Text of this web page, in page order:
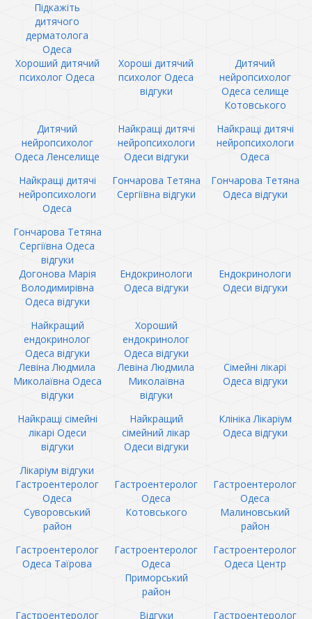
Підкажіть
дитячого
дерматолога
Одеса
Хороший дитячий
психолог Одеса
Хороші дитячий
психолог Одеса
відгуки
Дитячий
нейропсихолог
Одеса селище
Котовського
Дитячий
нейропсихолог
Одеса Ленселище
Найкращі дитячі
нейропсихологи
Одеси відгуки
Найкращі дитячі
нейропсихологи
Одеса
Найкращі дитячі
нейропсихологи
Одеса
Гончарова Тетяна
Сергіївна відгуки
Гончарова Тетяна
Одеса відгуки
Гончарова Тетяна
Сергіївна Одеса
відгуки
Догонова Марія
Володимирівна
Одеса відгуки
Ендокринологи
Одеса відгуки
Ендокринологи
Одеси відгуки
Найкращий
ендокринолог
Одеса відгуки
Хороший
ендокринолог
Одеса відгуки
Левіна Людмила
Миколаївна Одеса
відгуки
Левіна Людмила
Миколаївна
відгуки
Сімейні лікарі
Одеса відгуки
Найкращі сімейні
лікарі Одеси
відгуки
Найкращий
сімейний лікар
Одеси відгуки
Клініка Лікаріум
Одеса відгуки
Лікаріум відгуки
Гастроентеролог
Одеса
Суворовський
район
Гастроентеролог
Одеса
Котовського
Гастроентеролог
Одеса
Малиновський
район
Гастроентеролог
Одеса Таїрова
Гастроентеролог
Одеса
Приморський
район
Гастроентеролог
Одеса Центр
Гастроентеролог Відгуки Гастроентеролог